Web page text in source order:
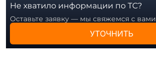
Не хватило информации по ТС?
Оставьте заявку — мы свяжемся с вами
УТОЧНИТЬ